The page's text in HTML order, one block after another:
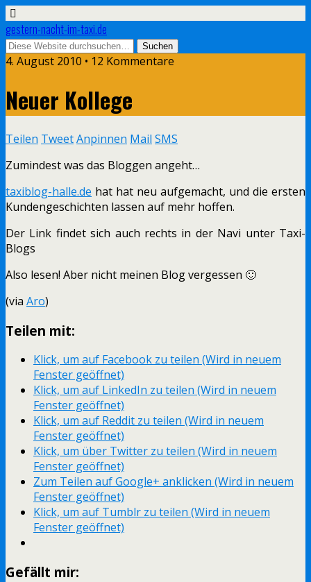
gestern-nacht-im-taxi.de
4. August 2010 • 12 Kommentare
Neuer Kollege
Teilen TweetAnpinnen Mail SMS
Zumindest was das Bloggen angeht…
taxiblog-halle.de hat hat neu aufgemacht, und die ersten
Kundengeschichten lassen auf mehr hoffen.
Der Link findet sich auch rechts in der Navi unter Taxi-
Blogs
Also lesen! Aber nicht meinen Blog vergessen 🙂
(via Aro)
Teilen mit:
Klick, um auf Facebook zu teilen (Wird in neuem
Fenster geöffnet)
Klick, um auf LinkedIn zu teilen (Wird in neuem
Fenster geöffnet)
Klick, um auf Reddit zu teilen (Wird in neuem
Fenster geöffnet)
Klick, um über Twitter zu teilen (Wird in neuem
Fenster geöffnet)
Zum Teilen auf Google+ anklicken (Wird in neuem
Fenster geöffnet)
Klick, um auf Tumblr zu teilen (Wird in neuem
Fenster geöffnet)
Gefällt mir: